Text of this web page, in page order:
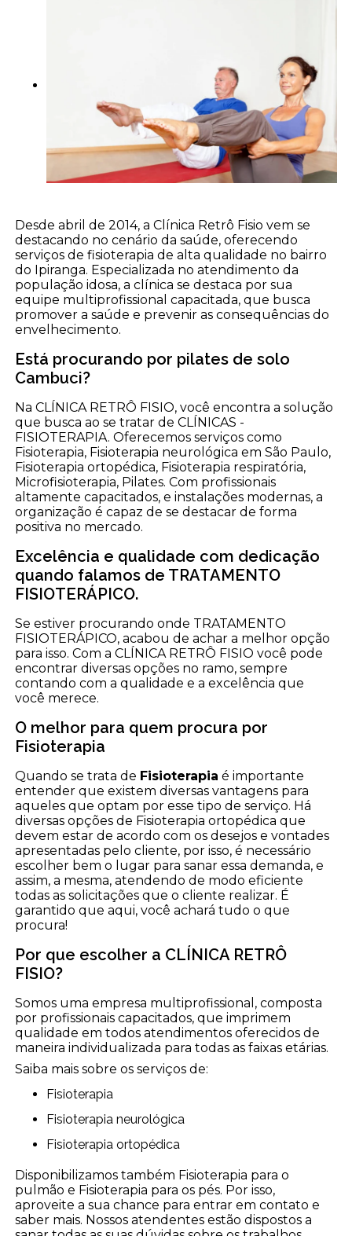
Desde abril de 2014, a Clínica Retrô Fisio vem se
destacando no cenário da saúde, oferecendo
serviços de fisioterapia de alta qualidade no bairro
do Ipiranga. Especializada no atendimento da
população idosa, a clínica se destaca por sua
equipe multiprofissional capacitada, que busca
promover a saúde e prevenir as consequências do
envelhecimento.
Está procurando por pilates de solo
Cambuci?
Na CLÍNICA RETRÔ FISIO, você encontra a solução
que busca ao se tratar de CLÍNICAS -
FISIOTERAPIA. Oferecemos serviços como
Fisioterapia, Fisioterapia neurológica em São Paulo,
Fisioterapia ortopédica, Fisioterapia respiratória,
Microfisioterapia, Pilates. Com profissionais
altamente capacitados, e instalações modernas, a
organização é capaz de se destacar de forma
positiva no mercado.
Excelência e qualidade com dedicação
quando falamos de TRATAMENTO
FISIOTERÁPICO.
Se estiver procurando onde TRATAMENTO
FISIOTERÁPICO, acabou de achar a melhor opção
para isso. Com a CLÍNICA RETRÔ FISIO você pode
encontrar diversas opções no ramo, sempre
contando com a qualidade e a excelência que
você merece.
O melhor para quem procura por
Fisioterapia
Quando se trata de Fisioterapia é importante
entender que existem diversas vantagens para
aqueles que optam por esse tipo de serviço. Há
diversas opções de Fisioterapia ortopédica que
devem estar de acordo com os desejos e vontades
apresentadas pelo cliente, por isso, é necessário
escolher bem o lugar para sanar essa demanda, e
assim, a mesma, atendendo de modo eficiente
todas as solicitações que o cliente realizar. É
garantido que aqui, você achará tudo o que
procura!
Por que escolher a CLÍNICA RETRÔ
FISIO?
Somos uma empresa multiprofissional, composta
por profissionais capacitados, que imprimem
qualidade em todos atendimentos oferecidos de
maneira individualizada para todas as faixas etárias.
Saiba mais sobre os serviços de:
Fisioterapia
Fisioterapia neurológica
Fisioterapia ortopédica
Disponibilizamos também Fisioterapia para o
pulmão e Fisioterapia para os pés. Por isso,
aproveite a sua chance para entrar em contato e
saber mais. Nossos atendentes estão dispostos a